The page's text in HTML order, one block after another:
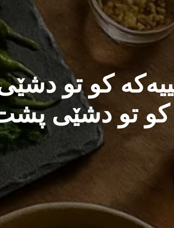
كو تو
كو تو دشێی